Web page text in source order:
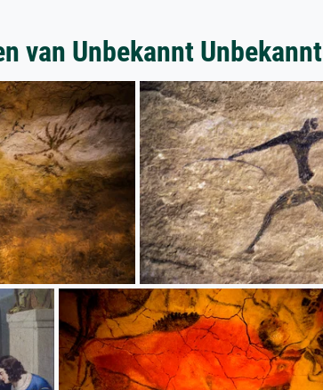
van Unbekannt Unbekannt